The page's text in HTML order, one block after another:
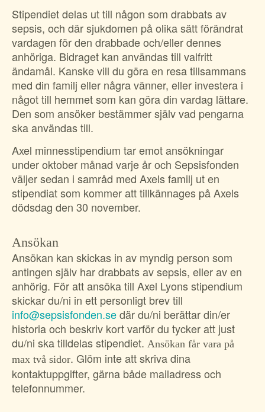
Stipendiet delas ut till någon som drabbats av
sepsis, och där sjukdomen på olika sätt förändrat
vardagen för den drabbade och/eller dennes
anhöriga. Bidraget kan användas till valfritt
ändamål. Kanske vill du göra en resa tillsammans
med din familj eller några vänner, eller investera i
något till hemmet som kan göra din vardag lättare.
Den som ansöker bestämmer själv vad pengarna
ska användas till.
Axel minnesstipendium tar emot ansökningar
under oktober månad varje år och Sepsisfonden
väljer sedan i samråd med Axels familj ut en
stipendiat som kommer att tillkännages på Axels
dödsdag den 30 november.
Ansökan
Ansökan kan skickas in av myndig person som
antingen själv har drabbats av sepsis, eller av en
anhörig. För att ansöka till Axel Lyons stipendium
skickar du/ni in ett personligt brev till
info@sepsisfonden.sedär du/ni berättar din/er
historia och beskriv kort varför du tycker att just
du/ni ska tilldelas stipendiet. Ansökan får vara på
max två sidor. Glöm inte att skriva dina
kontaktuppgifter, gärna både mailadress och
telefonnummer.